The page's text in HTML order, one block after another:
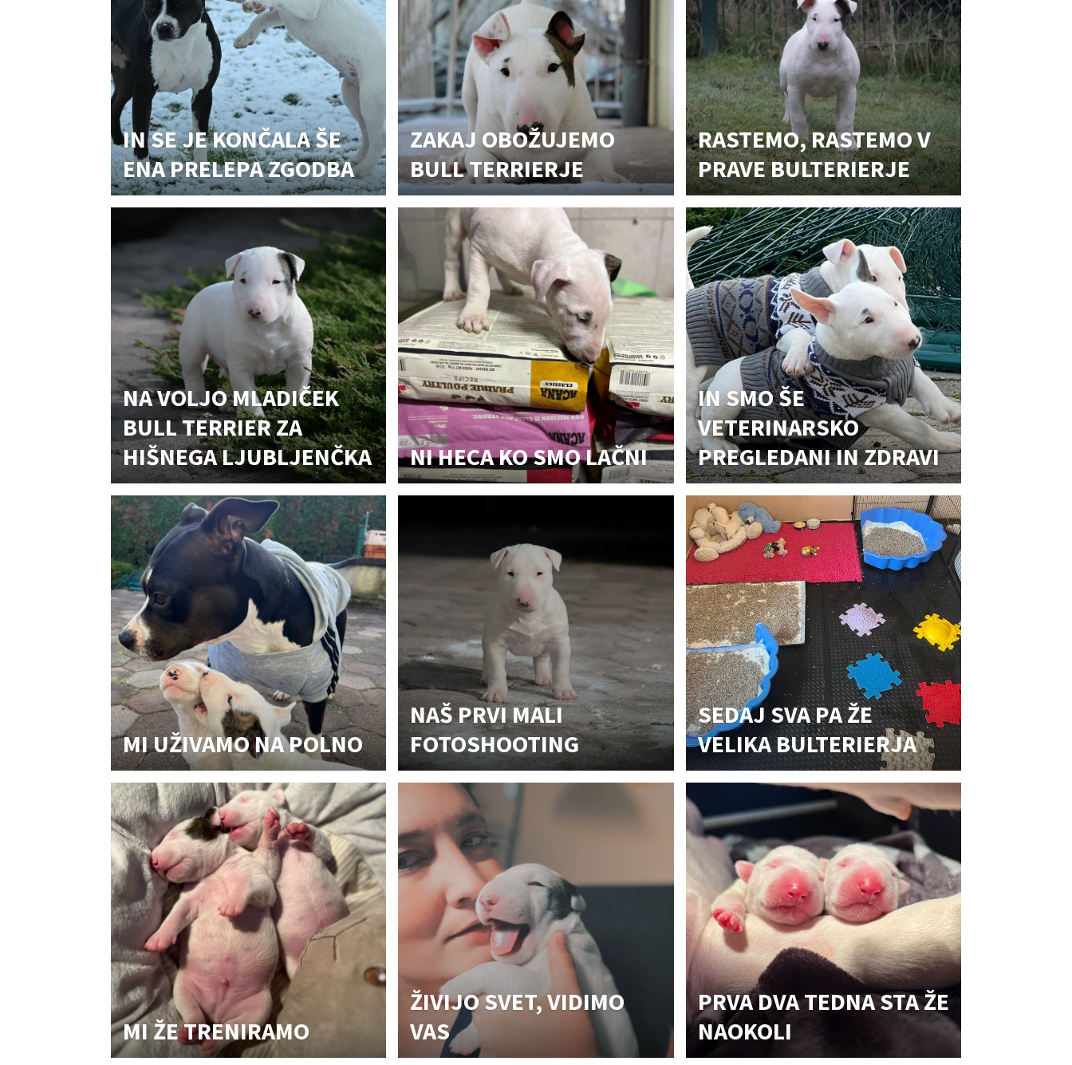
IN SE JE KONČALA ŠE
ENA PRELEPA ZGODBA
ZAKAJ OBOŽUJEMO
BULL TERRIERJE
RASTEMO, RASTEMO V
PRAVE BULTERIERJE
NA VOLJO MLADIČEK
BULL TERRIER ZA
HIŠNEGA LJUBLJENČKA
NI HECA KO SMO LAČNI
IN SMO ŠE
VETERINARSKO
PREGLEDANI IN ZDRAVI
MI UŽIVAMO NA POLNO
NAŠ PRVI MALI
FOTOSHOOTING
SEDAJ SVA PA ŽE
VELIKA BULTERIERJA
MI ŽE TRENIRAMO
ŽIVIJO SVET, VIDIMO
VAS
PRVA DVA TEDNA STA ŽE
NAOKOLI